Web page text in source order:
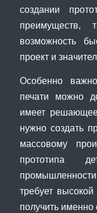
создании
преимуществ,
возможность
проект и
Особенно
печати можно
имеет решающее
нужно создать
массовому
прототипа
требует
получить